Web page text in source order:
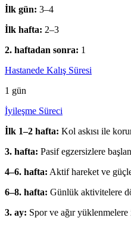
İlk gün: 3–4
İlk hafta: 2–3
2. haftadan sonra: 1
Hastanede Kalış Süresi
1 gün
İyileşme Süreci
İlk 1–2 hafta: Kol askısı ile
3. hafta: Pasif egzersizlere
4–6. hafta: Aktif hareket ve
6–8. hafta: Günlük aktivitelere
3. ay: Spor ve ağır yüklenmelere